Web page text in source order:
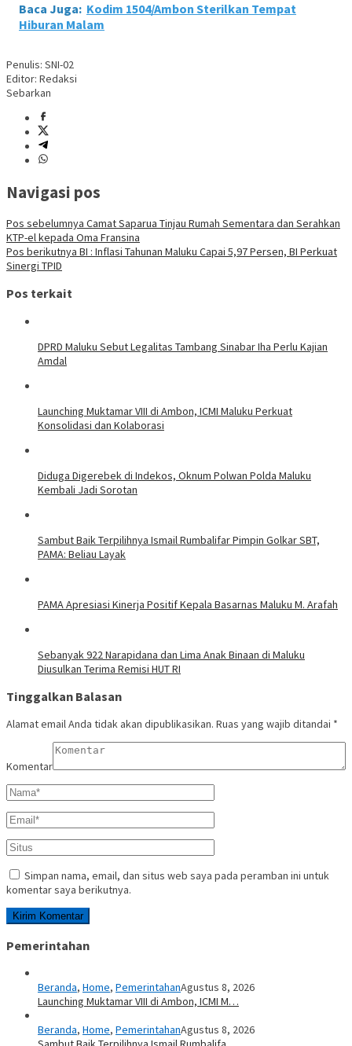
Baca Juga: Kodim 1504/Ambon Sterilkan Tempat
Hiburan Malam
Penulis: SNI-02
Editor: Redaksi
Sebarkan
Navigasi pos
Pos sebelumnya Camat Saparua Tinjau Rumah Sementara dan Serahkan
KTP-el kepada Oma Fransina
Pos berikutnya BI : Inflasi Tahunan Maluku Capai 5,97 Persen, BI Perkuat
Sinergi TPID
Pos terkait
DPRD Maluku Sebut Legalitas Tambang Sinabar Iha Perlu Kajian
Amdal
Launching Muktamar VIII di Ambon, ICMI Maluku Perkuat
Konsolidasi dan Kolaborasi
Diduga Digerebek di Indekos, Oknum Polwan Polda Maluku
Kembali Jadi Sorotan
Sambut Baik Terpilihnya Ismail Rumbalifar Pimpin Golkar SBT,
PAMA: Beliau Layak
PAMA Apresiasi Kinerja Positif Kepala Basarnas Maluku M. Arafah
Sebanyak 922 Narapidana dan Lima Anak Binaan di Maluku
Diusulkan Terima Remisi HUT RI
Tinggalkan Balasan
Alamat email Anda tidak akan dipublikasikan. Ruas yang wajib ditandai *
Komentar
Simpan nama, email, dan situs web saya pada peramban ini untuk
komentar saya berikutnya.
Pemerintahan
Beranda, Home, PemerintahanAgustus 8, 2026
Launching Muktamar VIII di Ambon, ICMI M…
Beranda, Home, PemerintahanAgustus 8, 2026